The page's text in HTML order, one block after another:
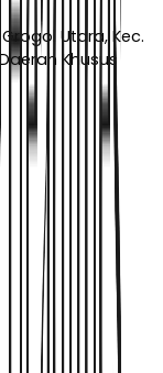
Utara, Kec.
Khusus